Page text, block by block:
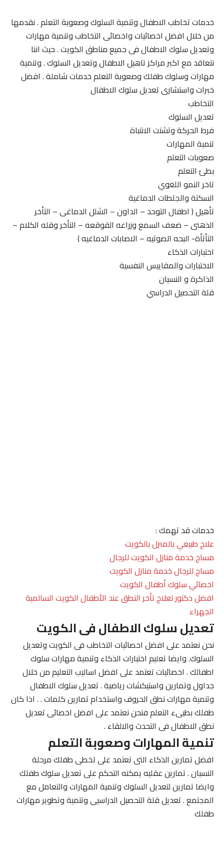
خدمات تخاطب الاطفال وتنمية السلوك وصعوبة التعلم . نقدمها
من خلال افضل اخصائيات واخصائى التخاطب وتنمية مهارات
وتعديل سلوك الاطفال فى جميع مناطق الكويت . حيث اننا
نتعاقد مع اكبر مراكز تاهيل الاطفال وتعديل السلوك . وتنمية
مهارات وسلوك طفلك وصعوبة التعلم خدمات شاملة . افضل
خبرات واستشارى تعديل سلوك الاطفال
التخاطب
تعديل السلوك
فرط الحركة وتشتت الانتباة
تنمية المهارات
صعوبات التعلم
بطئ التعلم
تاخر النمو اللغوي
السكتة والجلطات الدماغية
تأهيل ( اطفال التوحد – الداون – الشلل الدماغى – التأخر
الذهنى – ضعف السمع وزراعه القوقعه – التأخر وقله الكلام –
التأتأة- البحه الصوتيه – الاصابات الدماغيه )
اختبارات الذكاء
الاختبارات والمقاييس النفسية
الذاكرة و النسيان
قلة التحصيل الدراسي
خدمات قد تهمك :
علاج طبيعي بالمنزل بالكويت
مساج خدمة منازل الكويت للرجال
مساج للرجال خدمة منازل الكويت
اخصائي سلوك أطفال الكويت
افضل دكتور لعلاج تأخر النطق عند الأطفال الكويت السالمية
الجهراء
تعديل سلوك الاطفال فى الكويت
نحن نعتمد على افضل اخصائيات التخاطب فى الكويت وتعديل
السلوك. وايضا تعليم اختبارات الذكاء وتنمية مهارات سلوك
اطفالك . اخصائيات تعتمد على افضل اساليب التعليم من خلال
جداول وتمارين واستيكشات رياضية . تعديل سلوك الاطفال
وتنمية مهارات نطق الحروف واستخدام تمارين كلمات . . اذا كان
طفلك بطيىء التعلم فنحن نعتمد على افضل اخصائى تعديل
نطق الاطفال فى التحدث والالقاء .
تنمية المهارات وصعوبة التعلم
افضل تمارين الذكاء التى تعتمد على تخطى طفلك مرحلة
النسيان . تمارين عقليه يمكنه التحكم على تعديل سلوك طفلك
وايضا تمارين لتعديل السلوك وتنمية المهارات والتعامل مع
المجتمع . تعديل قلة التحصيل الدراسيى وتنمية وتطوير مهارات
طفلك